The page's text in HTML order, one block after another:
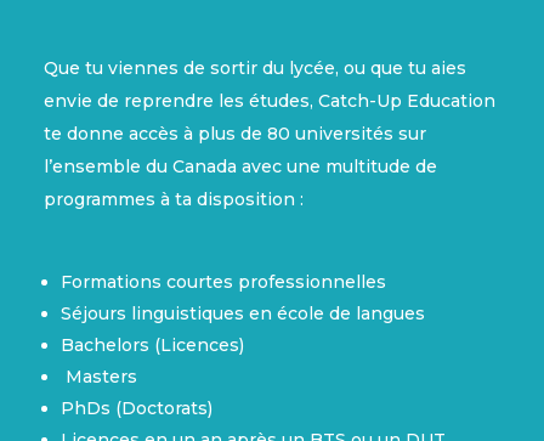
Que tu viennes de sortir du lycée, ou que tu aies
envie de reprendre les études, Catch-Up Education
te donne accès à plus de 80 universités sur
l’ensemble du Canada avec une multitude de
programmes à ta disposition :
Formations courtes professionnelles
Séjours linguistiques en école de langues
Bachelors (Licences)
Masters
PhDs (Doctorats)